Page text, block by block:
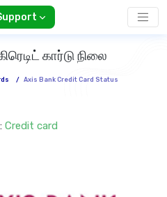
கார்டு நிலை
/ Axis Bank Credit Card Status
Credit card